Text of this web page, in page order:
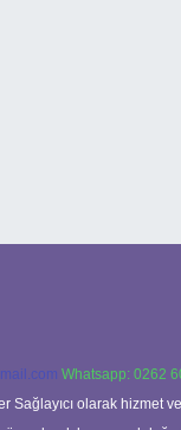
Whatsapp: 0262
Sağlayıcı olarak